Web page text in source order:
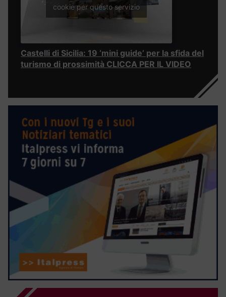
cookie per questo servizio
Castelli di Sicilia: 19 ‘mini guide’ per la sfida del
turismo di prossimità CLICCA PER IL VIDEO